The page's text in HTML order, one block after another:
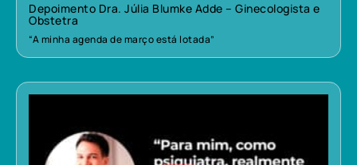
Depoimento Dra. Júlia Blumke Adde – Ginecologista e
Obstetra
“A minha agenda de março está lotada”